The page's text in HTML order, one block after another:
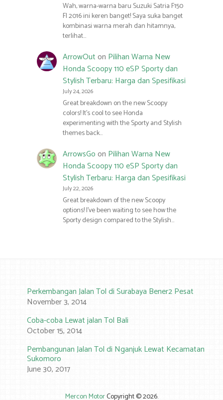
Wah, warna-warna baru Suzuki Satria F150
FI 2016 ini keren banget! Saya suka banget
kombinasi warna merah dan hitamnya,
terlihat…
ArrowOuton Pilihan Warna New
Honda Scoopy 110 eSP Sporty dan
Stylish Terbaru: Harga dan Spesifikasi
July 24, 2026
Great breakdown on the new Scoopy
colors! It’s cool to see Honda
experimenting with the Sporty and Stylish
themes back…
ArrowsGoon Pilihan Warna New
Honda Scoopy 110 eSP Sporty dan
Stylish Terbaru: Harga dan Spesifikasi
July 22, 2026
Great breakdown of the new Scoopy
options! I’ve been waiting to see how the
Sporty design compared to the Stylish…
Perkembangan Jalan Tol di Surabaya Bener2 Pesat
November 3, 2014
Coba-coba Lewat jalan Tol Bali
October 15, 2014
Pembangunan Jalan Tol di Nganjuk Lewat Kecamatan
Sukomoro
June 30, 2017
Mercon MotorCopyright © 2026.